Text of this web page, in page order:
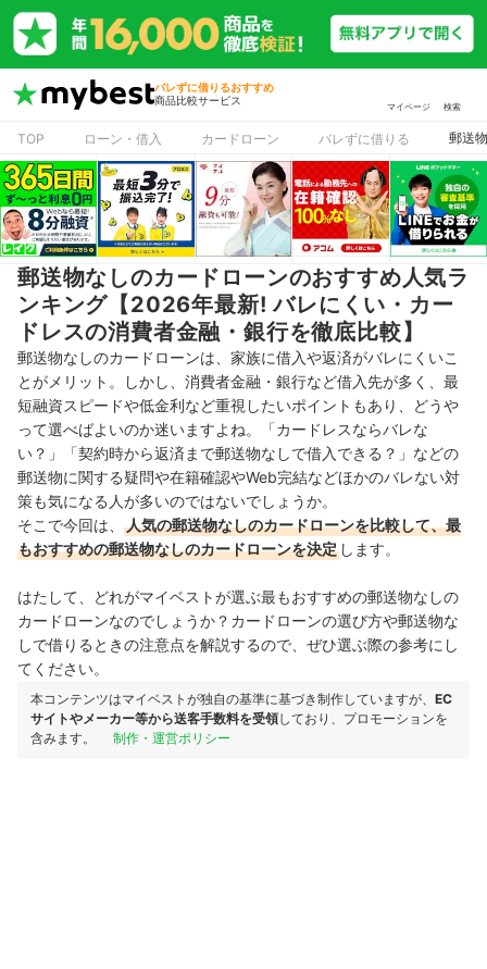
バレずに借りるおすすめ
商品比較サービス
マイページ 検索
TOP ローン・借入 カードローン バレずに借りる 郵送
郵送物なしのカードローンのおすすめ人気ラ
ンキング【2026年最新! バレにくい・カー
ドレスの消費者金融・銀行を徹底比較】
郵送物なしのカードローンは、家族に借入や返済がバレにくいこ
とがメリット。しかし、消費者金融・銀行など借入先が多く、最
短融資スピードや低金利など重視したいポイントもあり、どうや
って選べばよいのか迷いますよね。「カードレスならバレな
い？」「契約時から返済まで郵送物なしで借入できる？」などの
郵送物に関する疑問や在籍確認やWeb完結などほかのバレない対
策も気になる人が多いのではないでしょうか。
そこで今回は、
人気の郵送物なしのカードローンを比較して、最
もおすすめの郵送物なしのカードローンを決定 します。
はたして、どれがマイベストが選ぶ最もおすすめの郵送物なしの
カードローンなのでしょうか？カードローンの選び方や郵送物な
しで借りるときの注意点を解説するので、ぜひ選ぶ際の参考にし
てください。
本コンテンツはマイベストが独自の基準に基づき制作していますが、 EC
サイトやメーカー等から送客手数料を受領しており、プロモーションを
含みます。
制作・運営ポリシー